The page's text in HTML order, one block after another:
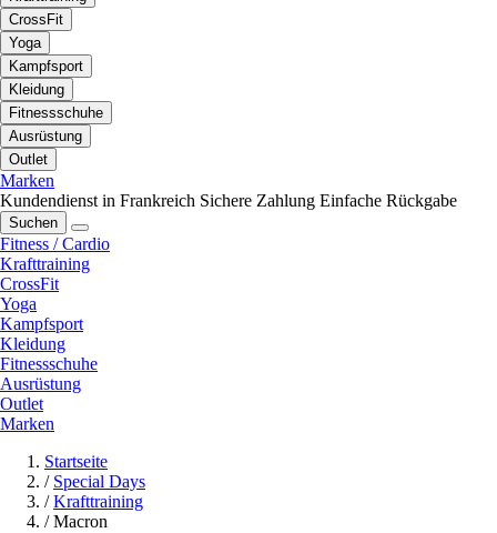
CrossFit
Yoga
Kampfsport
Kleidung
Fitnessschuhe
Ausrüstung
Outlet
Marken
Kundendienst in Frankreich Sichere Zahlung Einfache Rückgabe
Suchen
Fitness / Cardio
Krafttraining
CrossFit
Yoga
Kampfsport
Kleidung
Fitnessschuhe
Ausrüstung
Outlet
Marken
Startseite
/ Special Days
/ Krafttraining
/ Macron